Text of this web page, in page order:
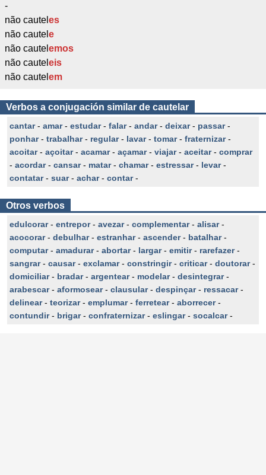
-
não cautel es
não cautel e
não cautel emos
não cautel eis
não cautel em
Verbos a conjugación similar de cautelar
cantar- amar- estudar- falar- andar- deixar- passar-
ponhar- trabalhar- regular- lavar- tomar- fraternizar-
acoitar- açoitar- acamar- açamar- viajar- aceitar- comprar
- acordar- cansar- matar- chamar- estressar- levar-
contatar- suar- achar- contar-
Otros verbos
edulcorar- entrepor- avezar- complementar- alisar-
acocorar- debulhar- estranhar- ascender- batalhar-
computar- amadurar- abortar- largar- emitir- rarefazer-
sangrar- causar- exclamar- constringir- criticar- doutorar-
domiciliar- bradar- argentear- modelar- desintegrar-
arabescar- aformosear- clausular- despinçar- ressacar-
delinear- teorizar- emplumar- ferretear- aborrecer-
contundir- brigar- confraternizar- eslingar- socalcar-